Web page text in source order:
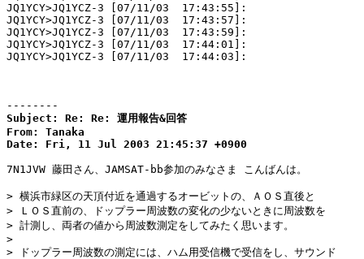
JQ1YCY>JQ1YCZ-3 [07/11/03  17:43:55]:
JQ1YCY>JQ1YCZ-3 [07/11/03  17:43:57]:
JQ1YCY>JQ1YCZ-3 [07/11/03  17:43:59]:
JQ1YCY>JQ1YCZ-3 [07/11/03  17:44:01]:
JQ1YCY>JQ1YCZ-3 [07/11/03  17:44:03]:
--------
Subject: Re: Re: 運用報告&回答
From: Tanaka
Date: Fri, 11 Jul 2003 21:45:37 +0900
7N1JVW 藤田さん、JAMSAT-bb参加のみなさま こんばんは。
> 横浜市緑区の天頂付近を通過するオービットの、ＡＯＳ直後と
> ＬＯＳ直前の、ドップラー周波数の変化の少ないときに周波数を
> 計測し、両者の値から周波数測定をしてみたく思います。
>
> ドップラー周波数の測定には、ハム用受信機で受信をし、サウンド